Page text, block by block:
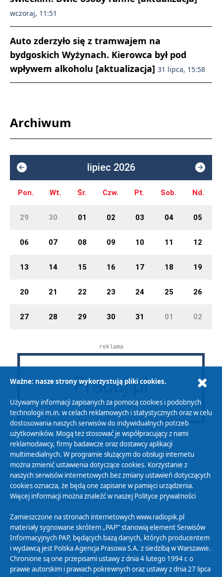
wczoraj, 11:51
Auto zderzyło się z tramwajem na
bydgoskich Wyżynach. Kierowca był pod
wpływem alkoholu [aktualizacja] 31 lipca, 15:58
Archiwum
lipiec 2026
Pon. Wt. Śr. Czw. Pt. Sob. Nd.
29 30 01 02 03 04 05
06 07 08 09 10 11 12
13 14 15 16 17 18 19
20 21 22 23 24 25 26
27 28 29 30 31 01 02
reklama
Polityka Prywatności
Zasady korzystania z Serwisu
Organizacje Pożytku Publicznego
Cyfryzacja DAB+
Polityka ochrony danych osobowych
Abonament
Zamówienia publiczne
Ważne: nasze strony wykorzystują pliki cookies.
Używamy informacji zapisanych za pomocą cookies i podobnych
technologii m.in. w celach reklamowych i statystycznych oraz w celu
dostosowania naszych serwisów do indywidualnych potrzeb
użytkowników. Mogą też stosować je współpracujący z nami
reklamodawcy, firmy badawcze oraz dostawcy aplikacji
multimedialnych. W programie służącym do obsługi internetu
można zmienić ustawienia dotyczące cookies. Korzystanie z
naszych serwisów internetowych bez zmiany ustawień dotyczących
cookies oznacza, że będą one zapisane w pamięci urządzenia.
Więcej informacji można znaleźć w naszej Polityce prywatności
Zamieszczone na stronach internetowych www.radiopik.pl
materiały sygnowane skrótem „PAP” stanowią element Serwisów
Informacyjnych PAP, będących bazą danych, których producentem
i wydawcą jest Polska Agencja Prasowa S.A. z siedzibą w Warszawie.
Chronione są one przepisami ustawy z dnia 4 lutego 1994 r. o
prawie autorskim i prawach pokrewnych oraz ustawy z dnia 27 lipca